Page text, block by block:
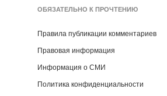
ОБЯЗАТЕЛЬНО К ПРОЧТЕНИЮ
Правила публикации комментариев
Правовая информация
Информация о СМИ
Политика конфиденциальности